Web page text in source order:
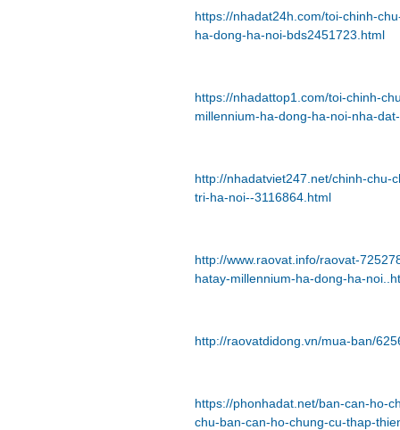
https://nhadat24h.com/toi-chinh-
ha-dong-ha-noi-bds2451723.html
https://nhadattop1.com/toi-chinh-
millennium-ha-dong-ha-noi-nha-
http://nhadatviet247.net/chinh-
tri-ha-noi--3116864.html
http://www.raovat.info/raovat-
hatay-millennium-ha-dong-ha-
http://raovatdidong.vn/mua-ban/
https://phonhadat.net/ban-can-ho-
chu-ban-can-ho-chung-cu-thap-